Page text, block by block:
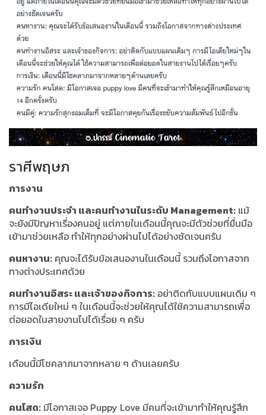
ราศีพฤษภ
การงาน
คนทำงานประจำ และคนทำงานในระดับ Management: แม้
จะยังมีปัญหาเรื่องคนอยู่ แต่ภายในเดือนนี้คุณจะมีตัวช่วยที่ยื่นมือ
เข้ามาช่วยเหลือ ทำให้ทุกอย่างผ่านไปได้อย่างชัดเจนครับ
คนหางาน: คุณจะได้รับข้อเสนองานในเดือนนี้ รวมถึงโอกาสจาก
ทางต่างประเทศด้วย
คนทำงานอิสระ และเจ้าของกิจการ: อย่าติดกับแบบแผนเดิม ๆ
การมีไอเดียใหม่ ๆ ในเดือนนี้จะช่วยให้คุณได้ใช้ความสามารถเพื่อ
ต่อยอดในสายงานไปได้เรื่อย ๆ ครับ
การเงิน
เดือนนี้มีโชคลาภมาจากหลาย ๆ ด้านเลยครับ
ความรัก
คนโสด: มีโอกาสเจอ Puppy Love มีคนที่จะเข้ามาทำให้คุณรู้สึก